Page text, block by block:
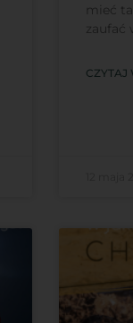
mieć
zaufać
CZYTAJ